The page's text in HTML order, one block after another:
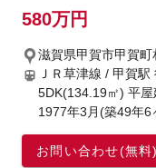
580万円
滋賀県甲賀市甲賀町
ＪＲ草津線 / 甲賀駅
5DK(134.19㎡) 平屋
1977年3月(築49年6
お問い合わせ(無料)